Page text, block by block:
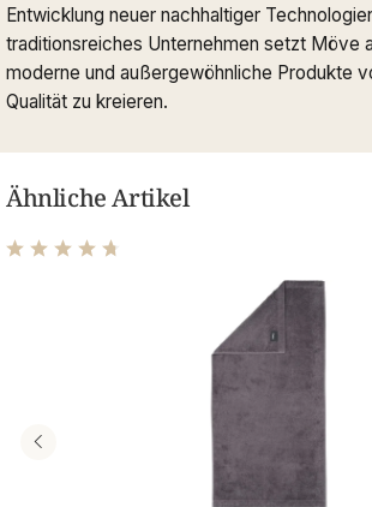
Entwicklung neuer nachhaltiger
traditionsreiches Unternehmen setzt Möve
moderne und außergewöhnliche Produkte
Qualität zu kreieren.
Ähnliche Artikel
Durchschnittliche Bewertung von 4.76